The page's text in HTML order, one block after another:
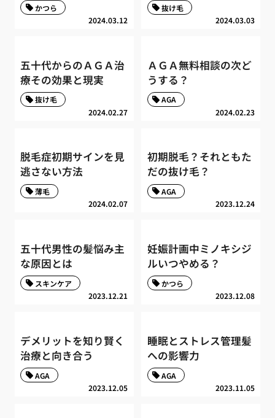
2024.03.12
かつら
2024.03.03
抜け毛
五十代からのＡＧＡ治
療その効果と現実
2024.02.27
抜け毛
ＡＧＡ無料相談の次ど
うする？
2024.02.23
AGA
脱毛症初期サインを見
逃さない方法
2024.02.07
薄毛
初期脱毛？それともた
だの抜け毛？
2023.12.24
AGA
五十代男性の髪悩み主
な原因とは
2023.12.21
スキンケア
妊娠計画中ミノキシジ
ルいつやめる？
2023.12.08
かつら
デメリットを知り賢く
治療と向き合う
2023.12.05
AGA
睡眠とストレス管理髪
への影響力
2023.11.05
AGA